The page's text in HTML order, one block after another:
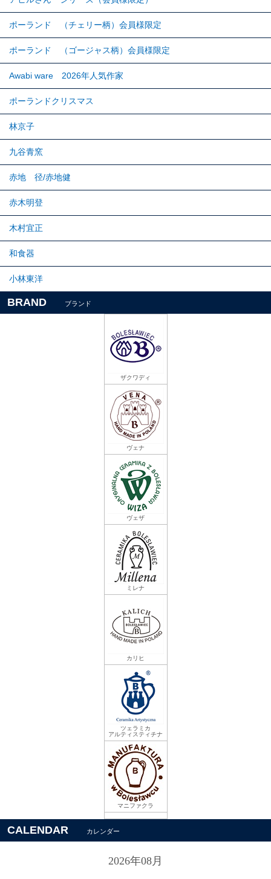
ポーランド （チェリー柄）会員様限定
ポーランド （ゴージャス柄）会員様限定
Awabi ware 2026年人気作家
ポーランドクリスマス
林京子
九谷青窯
赤地 径/赤地健
赤木明登
木村宜正
和食器
小林東洋
BRAND ブランド
ザクワディ
ヴェナ
ヴェザ
ミレナ
カリヒ
ツェラミカ
アルティスティチナ
マニファクラ
CALENDAR カレンダー
2026年08月